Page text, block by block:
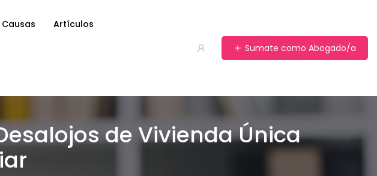
Artículos
Sumate como Abogado/a
de Vivienda Única